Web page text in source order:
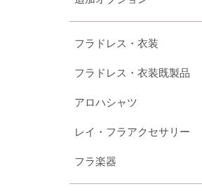
フラドレス・衣装
フラドレス・衣装既製品
アロハシャツ
レイ・フラアクセサリー
フラ楽器